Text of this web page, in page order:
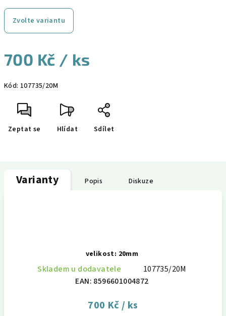
Zvolte variantu
700 Kč / ks
cena:
Kód: 107735/20M
Zeptat se Hlídat Sdílet
Varianty Popis Diskuze
velikost: 20mm
Skladem u dodavatele
107735/20M
EAN: 8596601004872
700 Kč/ ks